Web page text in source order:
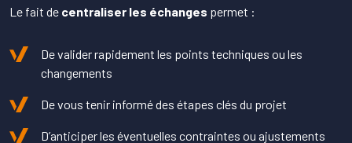
Le fait de centraliser les échanges permet :
De valider rapidement les points techniques ou les
changements
De vous tenir informé des étapes clés du projet
D’anticiper les éventuelles contraintes ou ajustements